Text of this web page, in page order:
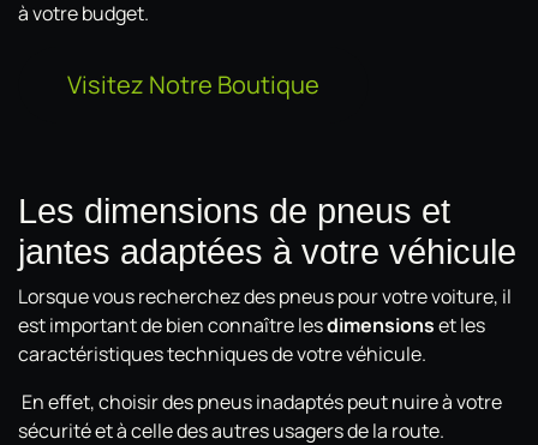
à votre budget.
Visitez Notre Boutique
Les dimensions de pneus et
jantes adaptées à votre véhicule
Lorsque vous recherchez des pneus pour votre voiture, il
est important de bien connaître lesdimensionset les
caractéristiques techniques de votre véhicule.
En effet, choisir des pneus inadaptés peut nuire à votre
sécurité et à celle des autres usagers de la route.